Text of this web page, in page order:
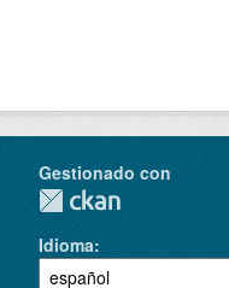
Gestionado con
Idioma